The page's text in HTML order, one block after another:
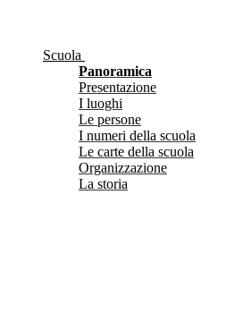
Scuola
Panoramica
Presentazione
I luoghi
Le persone
I numeri della scuola
Le carte della scuola
Organizzazione
La storia